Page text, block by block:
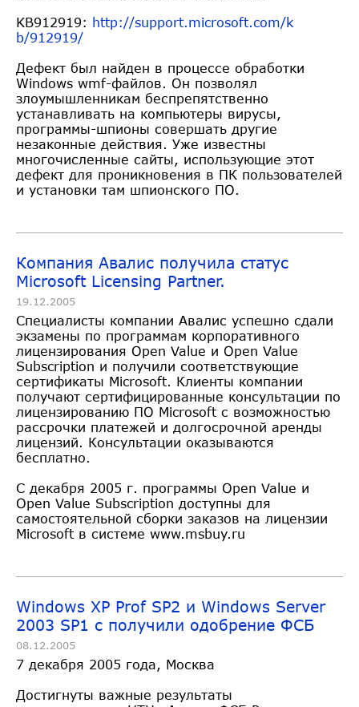
KB912919: http://support.microsoft.com/k
b/912919/
Дефект был найден в процессе обработки
Windows wmf-файлов. Он позволял
злоумышленникам беспрепятственно
устанавливать на компьютеры вирусы,
программы-шпионы совершать другие
незаконные действия. Уже известны
многочисленные сайты, использующие этот
дефект для проникновения в ПК пользователей
и установки там шпионского ПО.
Компания Авалис получила статус
Microsoft Licensing Partner.
19.12.2005
Специалисты компании Авалис успешно сдали
экзамены по программам корпоративного
лицензирования Open Value и Open Value
Subscription и получили соответствующие
сертификаты Microsoft. Клиенты компании
получают сертифицированные консультации по
лицензированию ПО Microsoft с возможностью
рассрочки платежей и долгосрочной аренды
лицензий. Консультации оказываются
бесплатно.
С декабря 2005 г. программы Open Value и
Open Value Subscription доступны для
самостоятельной сборки заказов на лицензии
Microsoft в системе www.msbuy.ru
Windows XP Prof SP2 и Windows Server
2003 SP1 с получили одобрение ФСБ
08.12.2005
7 декабря 2005 года, Москва
Достигнуты важные результаты